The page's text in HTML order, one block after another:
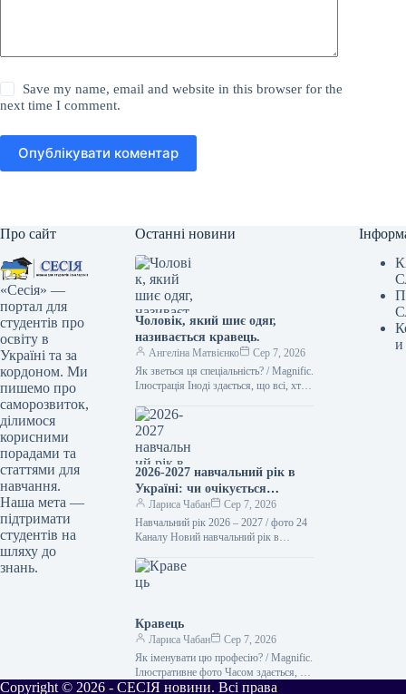
Save my name, email and website in this browser for the
next time I comment.
Опублікувати коментар
Про сайт
«Сесія» —
портал для
студентів про
освіту в
Україні та за
кордоном. Ми
пишемо про
саморозвиток,
ділимося
корисними
порадами та
статтями для
навчання.
Наша мета —
підтримати
студентів на
шляху до
знань.
Останні новини
Чоловік, який шиє одяг,
називається кравець.
Ангеліна Матвієнко
Сер 7, 2026
Як зветься ця спеціальність? / Magnific.
Ілюстрація Іноді здається, що всі, хто
“швачки”. Проте українська…
2026-2027 навчальний рік в
Україні: чи очікується
підвищення заробітної плати
вчителів та стипендій з 1
вересня
Лариса Чабан
Сер 7, 2026
Навчальний рік 2026 – 2027 / фото 24
Каналу Новий навчальний рік в
розпочнеться 1 вересня. З…
Кравець
Лариса Чабан
Сер 7, 2026
Як іменувати цю професію? / Magnific.
Ілюстративне фото Часом здається, що
всі, хто займається шиттям, – це
и
Copyright © 2026 - СЕСІЯ новини. Всі права